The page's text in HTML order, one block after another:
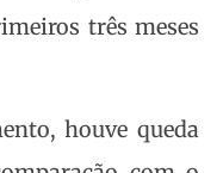
três meses
houve queda